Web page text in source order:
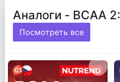
Аналоги - BCAA
Посмотреть все